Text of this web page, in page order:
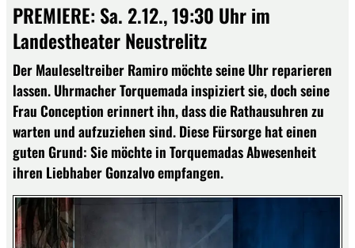
PREMIERE: Sa. 2.12., 19:30 Uhr im
Landestheater Neustrelitz
Der Mauleseltreiber Ramiro möchte seine Uhr reparieren
lassen. Uhrmacher Torquemada inspiziert sie, doch seine
Frau Conception erinnert ihn, dass die Rathausuhren zu
warten und aufzuziehen sind. Diese Fürsorge hat einen
guten Grund: Sie möchte in Torquemadas Abwesenheit
ihren Liebhaber Gonzalvo empfangen.